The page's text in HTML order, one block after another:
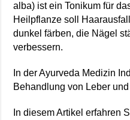
alba) ist ein Tonikum für
Heilpflanze soll
dunkel färben, die Nägel
verbessern.
In der Ayurveda Medizin
Behandlung von Leber
In diesem Artikel erfahren